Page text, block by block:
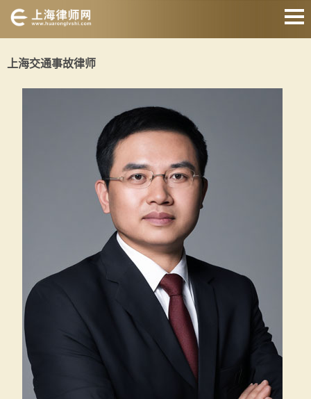
房产纠纷律师
合同纠纷律师
征地拆迁律师
交通事故律师
关于我们
上海交通事故律师